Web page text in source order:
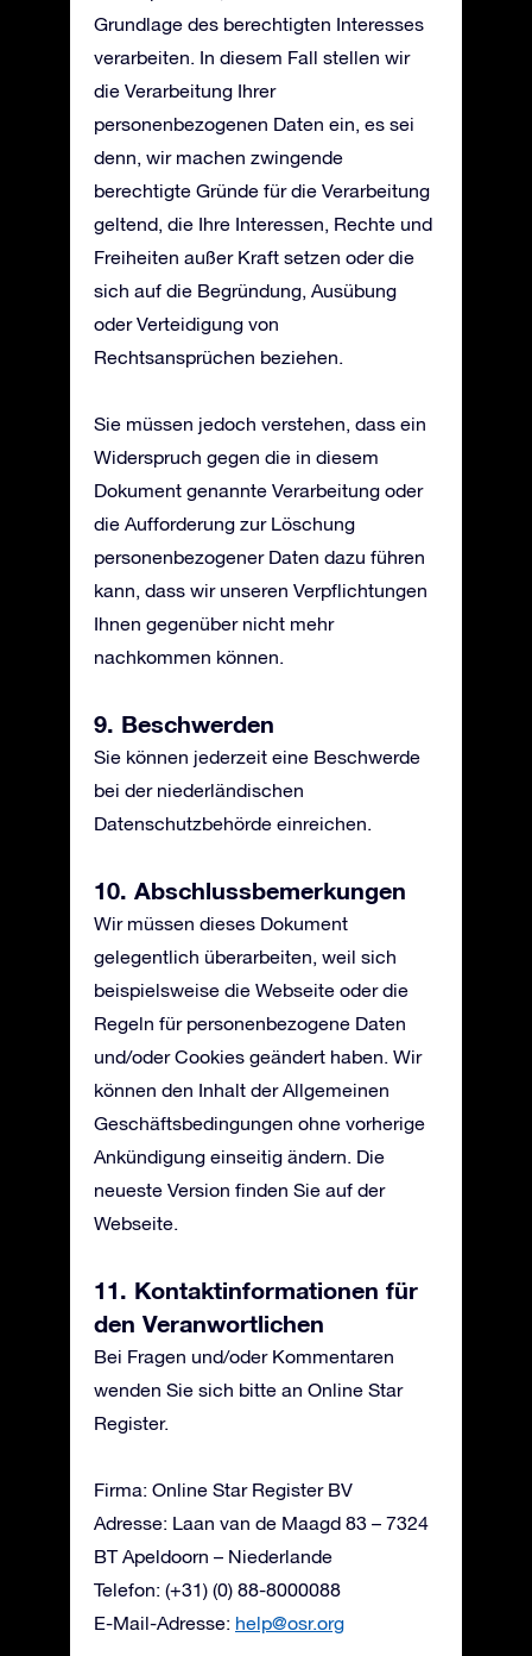
Grundlage des berechtigten Interesses
verarbeiten. In diesem Fall stellen wir
die Verarbeitung Ihrer
personenbezogenen Daten ein, es sei
denn, wir machen zwingende
berechtigte Gründe für die Verarbeitung
geltend, die Ihre Interessen, Rechte und
Freiheiten außer Kraft setzen oder die
sich auf die Begründung, Ausübung
oder Verteidigung von
Rechtsansprüchen beziehen.
Sie müssen jedoch verstehen, dass ein
Widerspruch gegen die in diesem
Dokument genannte Verarbeitung oder
die Aufforderung zur Löschung
personenbezogener Daten dazu führen
kann, dass wir unseren Verpflichtungen
Ihnen gegenüber nicht mehr
nachkommen können.
9. Beschwerden
Sie können jederzeit eine Beschwerde
bei der niederländischen
Datenschutzbehörde einreichen.
10. Abschlussbemerkungen
Wir müssen dieses Dokument
gelegentlich überarbeiten, weil sich
beispielsweise die Webseite oder die
Regeln für personenbezogene Daten
und/oder Cookies geändert haben. Wir
können den Inhalt der Allgemeinen
Geschäftsbedingungen ohne vorherige
Ankündigung einseitig ändern. Die
neueste Version finden Sie auf der
Webseite.
11. Kontaktinformationen für
den Veranwortlichen
Bei Fragen und/oder Kommentaren
wenden Sie sich bitte an Online Star
Register.
Firma: Online Star Register BV
Adresse: Laan van de Maagd 83 – 7324
BT Apeldoorn – Niederlande
Telefon: (+31) (0) 88-8000088
E-Mail-Adresse: help@osr.org